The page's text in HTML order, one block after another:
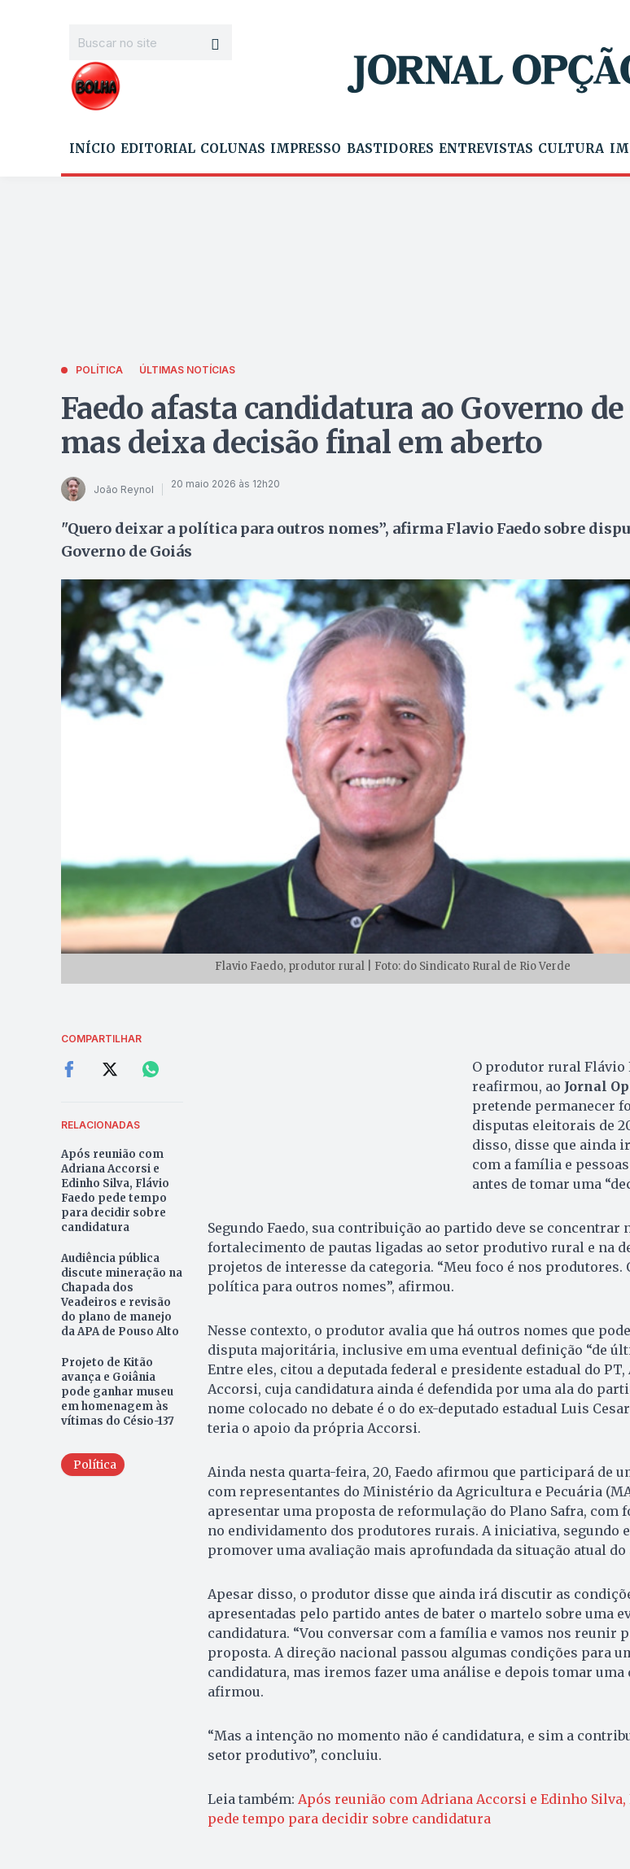
INÍCIO EDITORIAL COLUNAS IMPRESSO BASTIDORES ENTREVISTAS CULTURA
POLÍTICA ÚLTIMAS NOTÍCIAS
Faedo afasta candidatura ao Governo
mas deixa decisão final em aberto
João Reynol 20 maio 2026 às 12h20
"Quero deixar a política para outros nomes”, afirma Flavio Faedo sobre
Governo de Goiás
Flavio Faedo, produtor rural | Foto: do Sindicato Rural de Rio Verde
COMPARTILHAR
RELACIONADAS
Após reunião com
Adriana Accorsi e
Edinho Silva, Flávio
Faedo pede tempo
para decidir sobre
candidatura
Audiência pública
discute mineração na
Chapada dos
Veadeiros e revisão
do plano de manejo
da APA de Pouso Alto
Projeto de Kitão
avança e Goiânia
pode ganhar museu
em homenagem às
vítimas do Césio-137
Política
O produtor rural Flávio
reafirmou, ao Jornal
pretende permanecer
disputas eleitorais de
disso, disse que ainda
com a família e
antes de tomar uma
Segundo Faedo, sua contribuição ao partido deve se concentrar
fortalecimento de pautas ligadas ao setor produtivo rural e na
projetos de interesse da categoria. “Meu foco é nos produtores.
política para outros nomes”, afirmou.
Nesse contexto, o produtor avalia que há outros nomes que
disputa majoritária, inclusive em uma eventual definição “de
Entre eles, citou a deputada federal e presidente estadual do PT,
Accorsi, cuja candidatura ainda é defendida por uma ala do
nome colocado no debate é o do ex-deputado estadual Luis
teria o apoio da própria Accorsi.
Ainda nesta quarta-feira, 20, Faedo afirmou que participará de
com representantes do Ministério da Agricultura e Pecuária
apresentar uma proposta de reformulação do Plano Safra, com
no endividamento dos produtores rurais. A iniciativa, segundo
promover uma avaliação mais aprofundada da situação atual do
Apesar disso, o produtor disse que ainda irá discutir as
apresentadas pelo partido antes de bater o martelo sobre uma
candidatura. “Vou conversar com a família e vamos nos reunir
proposta. A direção nacional passou algumas condições para
candidatura, mas iremos fazer uma análise e depois tomar uma
afirmou.
“Mas a intenção no momento não é candidatura, e sim a
setor produtivo”, concluiu.
Leia também: Após reunião com Adriana Accorsi e Edinho Silva,
pede tempo para decidir sobre candidatura